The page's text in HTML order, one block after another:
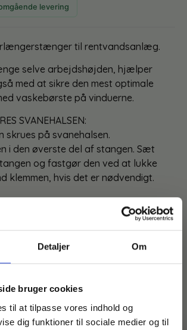
Detaljer Om
bruger cookies
til at tilpasse vores indhold og
dig funktioner til sociale medier og til
levering
til rentvandsanlæg.
selve arbejdshøjden, hjælper
med at sikre den mest optimale
vaskebørste på vinduerne.
SVANEHALSEN:
skrues på svanehalsen.
i den øverste del af stangen. Sæt
og fastgør den ved at lukke
klemmen, hvis det er nødvendigt.
interesseret i følgende
interesseret i…